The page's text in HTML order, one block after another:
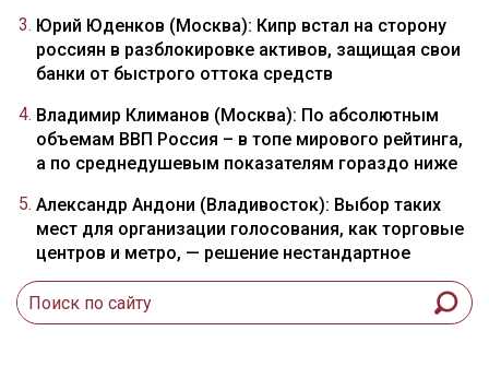
Юрий Юденков (Москва): Кипр встал на сторону
россиян в разблокировке активов, защищая свои
банки от быстрого оттока средств
Владимир Климанов (Москва): По абсолютным
объемам ВВП Россия – в топе мирового рейтинга,
а по среднедушевым показателям гораздо ниже
Александр Андони (Владивосток): Выбор таких
мест для организации голосования, как торговые
центров и метро, — решение нестандартное